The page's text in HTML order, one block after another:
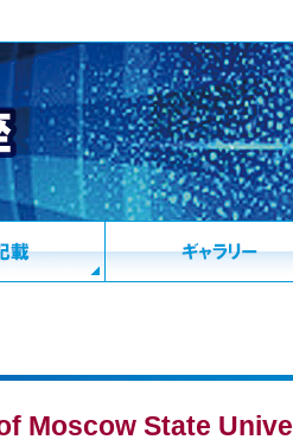
Moscow State Unive